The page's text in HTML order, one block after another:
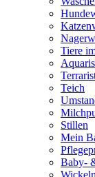
Tiere
Teich
Stillen
Mein
Baby-
Wickeln